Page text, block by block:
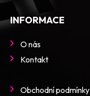
INFORMACE
O nás
Kontakt
Obchodní podmínky